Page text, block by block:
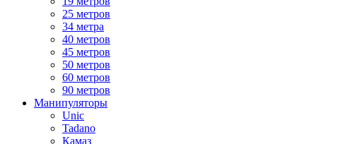
25 метров
34 метра
40 метров
45 метров
50 метров
60 метров
90 метров
Манипуляторы
Unic
Tadano
Камаз